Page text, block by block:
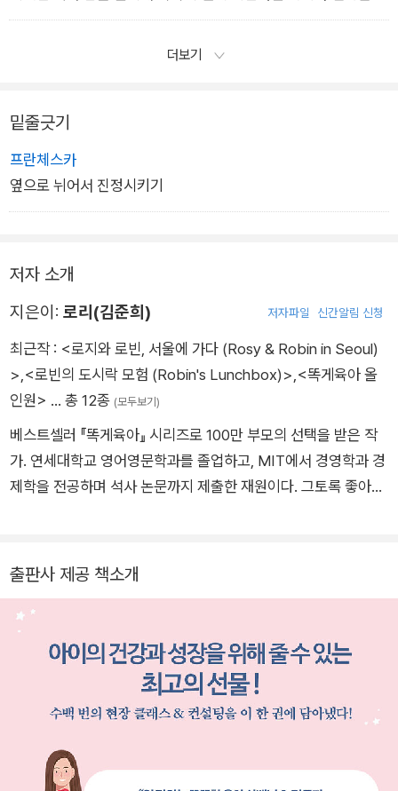
의 간격으로 먹었는지, 얼마나 충분한 수면을 취했는지 파악하기
더보기
밑줄긋기
프란체스카
옆으로 뉘어서 진정시키기
저자 소개
지은이: 로리(김준희) 저자파일 신간알림 신청
최근작 : <로지와 로빈, 서울에 가다 (Rosy & Robin in Seoul)
> <로빈의 도시락 모험 (Robin's Lunchbox)> <똑게육아 올
인원> … 총 12종 (모두보기)
베스트셀러 『똑게육아』 시리즈로 100만 부모의 선택을 받은 작
가. 연세대학교 영어영문학과를 졸업하고, MIT에서 경영학과 경
제학을 전공하며 석사 논문까지 제출한 재원이다. 그토록 좋아하
험』은 저자가 캘리포니아 샌디에이고에서 실거주하던 시기에 집
필한 작품으로, 영어권 실제 육아 경험과 글로벌 시각이 결합되어
만들어졌다. 저자는 아이의 일상과 문화를 영어 이야기로 연결하
는 글쓰기를 지속하고 있으며, 본 작품에서는 서울의 풍경과 한국
적 정서를 따뜻한 문장으로 엮어냈다. 읽기–놀이–말하기가 이어
지는 엄마표 영어의 새로운 문을 열며, 글로벌 무대에서 통할 수
있는 감각과 실제 육아 경험이 더해진 이 책은 단순한 그림책을
이 된다.
출판사 제공 책소개